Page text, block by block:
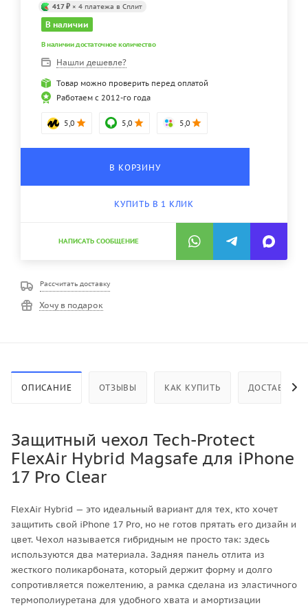
417 ₽ × 4 платежа в Сплит
В наличии
В наличии достаточное количество
Нашли дешевле?
Товар можно проверить перед оплатой
Работаем с 2012-го года
5,0 5,0 5,0
В КОРЗИНУ
КУПИТЬ В 1 КЛИК
НАПИСАТЬ СООБЩЕНИЕ
Рассчитать доставку
Хочу в подарок
ОПИСАНИЕ ОТЗЫВЫ КАК КУПИТЬ ДОСТАВКА
Защитный чехол Tech-Protect
FlexAir Hybrid Magsafe для iPhone
17 Pro Clear
FlexAir Hybrid — это идеальный вариант для тех, кто хочет
защитить свой iPhone 17 Pro, но не готов прятать его дизайн и
цвет. Чехол называется гибридным не просто так: здесь
используются два материала. Задняя панель отлита из
жесткого поликарбоната, который держит форму и долго
сопротивляется пожелтению, а рамка сделана из эластичного
термополиуретана для удобного хвата и амортизации